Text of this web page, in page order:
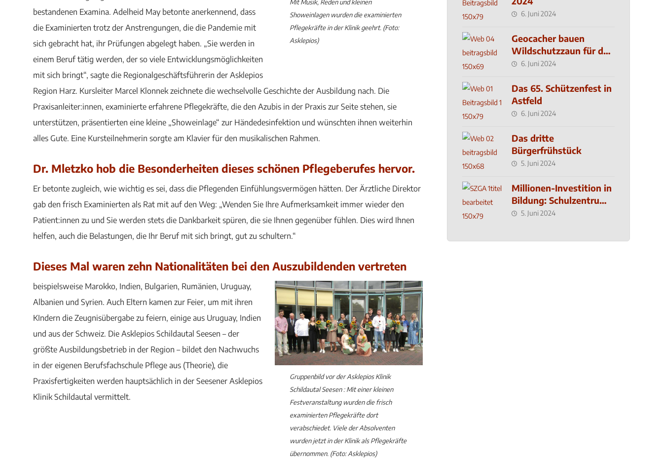
Mit Musik, Reden und kleinen
Showeinlagen wurden die examinierten
Pflegekräfte in der Klinik geehrt. (Foto:
Asklepios)
bestandenen Examina. Adelheid May betonte anerkennend, dass
die Examinierten trotz der Anstrengungen, die die Pandemie mit
sich gebracht hat, ihr Prüfungen abgelegt haben. „Sie werden in
einem Beruf tätig werden, der so viele Entwicklungsmöglichkeiten
mit sich bringt“, sagte die Regionalgeschäftsführerin der Asklepios
Region Harz. Kursleiter Marcel Klonnek zeichnete die wechselvolle Geschichte der Ausbildung nach. Die
Praxisanleiter:innen, examinierte erfahrene Pflegekräfte, die den Azubis in der Praxis zur Seite stehen, sie
unterstützen, präsentierten eine kleine „Showeinlage“ zur Händedesinfektion und wünschten ihnen weiterhin
alles Gute. Eine Kursteilnehmerin sorgte am Klavier für den musikalischen Rahmen.
Dr. Mletzko hob die Besonderheiten dieses schönen Pflegeberufes hervor.
Er betonte zugleich, wie wichtig es sei, dass die Pflegenden Einfühlungsvermögen hätten. Der Ärztliche Direktor
gab den frisch Examinierten als Rat mit auf den Weg: „Wenden Sie Ihre Aufmerksamkeit immer wieder den
Patient:innen zu und Sie werden stets die Dankbarkeit spüren, die sie Ihnen gegenüber fühlen. Dies wird Ihnen
helfen, auch die Belastungen, die Ihr Beruf mit sich bringt, gut zu schultern.“
Dieses Mal waren zehn Nationalitäten bei den Auszubildenden vertreten
Gruppenbild vor der Asklepios Klinik
Schildautal Seesen : Mit einer kleinen
Festveranstaltung wurden die frisch
examinierten Pflegekräfte dort
verabschiedet. Viele der Absolventen
wurden jetzt in der Klinik als Pflegekräfte
übernommen. (Foto: Asklepios)
beispielsweise Marokko, Indien, Bulgarien, Rumänien, Uruguay,
Albanien und Syrien. Auch Eltern kamen zur Feier, um mit ihren
KIndern die Zeugnisübergabe zu feiern, einige aus Uruguay, Indien
und aus der Schweiz. Die Asklepios Schildautal Seesen – der
größte Ausbildungsbetrieb in der Region – bildet den Nachwuchs
in der eigenen Berufsfachschule Pflege aus (Theorie), die
Praxisfertigkeiten werden hauptsächlich in der Seesener Asklepios
Klinik Schildautal vermittelt.
6. Juni 2024
Geocacher bauen
Wildschutzzaun für den
MachMit! Wald
6. Juni 2024
Das 65. Schützenfest in
Astfeld
6. Juni 2024
Das dritte
Bürgerfrühstück
5. Juni 2024
Millionen-Investition in
Bildung: Schulzentrum-
Neubau
5. Juni 2024